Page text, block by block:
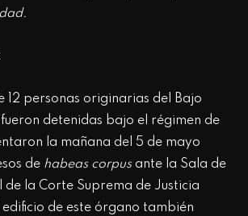
12 personas originarias del Bajo
fueron detenidas bajo el régimen de
la mañana del 5 de mayo
de habeas corpus ante la Sala de
de la Corte Suprema de Justicia
de este órgano también